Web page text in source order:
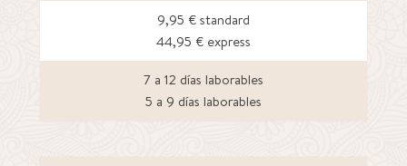
9,95 € standard
44,95 € express
7 a 12 días laborables
5 a 9 días laborables